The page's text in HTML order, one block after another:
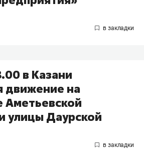
в Казани
движение на
Аметьевской
улицы Даурской